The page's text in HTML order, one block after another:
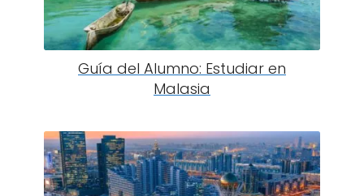
Guía del Alumno: Estudiar en
Malasia